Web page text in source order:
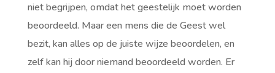
niet begrijpen, omdat het geestelijk moet worden
beoordeeld. Maar een mens die de Geest wel
bezit, kan alles op de juiste wijze beoordelen, en
zelf kan hij door niemand beoordeeld worden. Er